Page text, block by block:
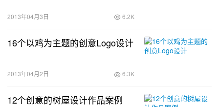
2013年04月3日 6.2K
16个以鸡为主题的创意Logo设计
2013年04月2日 6.3K
12个创意的树屋设计作品案例